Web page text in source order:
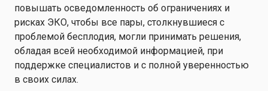
повышать осведомленность об ограничениях и
рисках ЭКО, чтобы все пары, столкнувшиеся с
проблемой бесплодия, могли принимать решения,
обладая всей необходимой информацией, при
поддержке специалистов и с полной уверенностью
в своих силах.